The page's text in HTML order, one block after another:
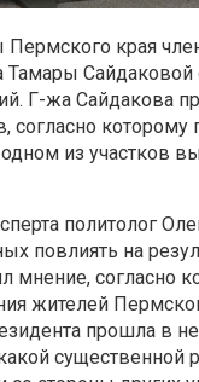
края
Тамары
Г-жа Сайдакова
которому
из участков
политолог
повлиять на
согласно
жителей
прошла в
существенной